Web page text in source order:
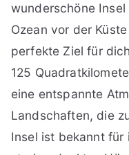
wunderschöne
Ozean vor der
perfekte Ziel für
125
eine entspannte
Landschaften, die
Insel ist bekannt für